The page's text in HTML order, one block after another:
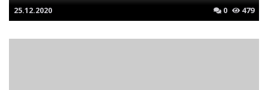
25.12.2020 0 479